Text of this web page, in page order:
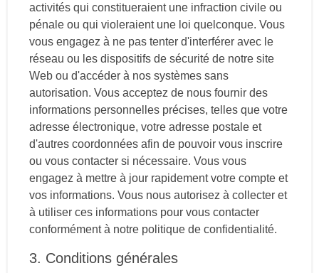
activités qui constitueraient une infraction civile ou
pénale ou qui violeraient une loi quelconque. Vous
vous engagez à ne pas tenter d'interférer avec le
réseau ou les dispositifs de sécurité de notre site
Web ou d'accéder à nos systèmes sans
autorisation. Vous acceptez de nous fournir des
informations personnelles précises, telles que votre
adresse électronique, votre adresse postale et
d'autres coordonnées afin de pouvoir vous inscrire
ou vous contacter si nécessaire. Vous vous
engagez à mettre à jour rapidement votre compte et
vos informations. Vous nous autorisez à collecter et
à utiliser ces informations pour vous contacter
conformément à notre politique de confidentialité.
3. Conditions générales